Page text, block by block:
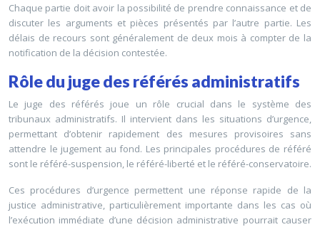
Chaque partie doit avoir la possibilité de prendre connaissance et de
discuter les arguments et pièces présentés par l’autre partie. Les
délais de recours sont généralement de deux mois à compter de la
notification de la décision contestée.
Rôle du juge des référés administratifs
Le juge des référés joue un rôle crucial dans le système des
tribunaux administratifs. Il intervient dans les situations d’urgence,
permettant d’obtenir rapidement des mesures provisoires sans
attendre le jugement au fond. Les principales procédures de référé
sont le référé-suspension, le référé-liberté et le référé-conservatoire.
Ces procédures d’urgence permettent une réponse rapide de la
justice administrative, particulièrement importante dans les cas où
l’exécution immédiate d’une décision administrative pourrait causer